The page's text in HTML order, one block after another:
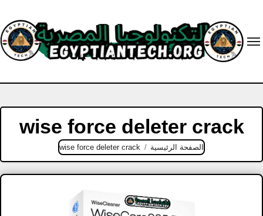
content
wise force deleter crack
الصفحة الرئيسية wise force deleter crack